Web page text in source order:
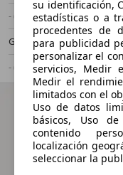
- (Propietarios)
Gasolina
- (g/km)
su identificación,
estadísticas o a
procedentes de
para publicidad
personalizar el
servicios, Medir
Medir el
limitados con el
Uso de datos
básicos, Uso
contenido
localización
seleccionar la